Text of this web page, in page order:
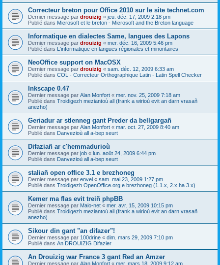
Correcteur breton pour Office 2010 sur le site technet.com
Dernier message par drouizig « jeu. déc. 17, 2009 2:18 pm
Publié dans Microsoft et le breton - Microsoft and the Breton language
Informatique en dialectes Same, langues des Lapons
Dernier message par drouizig « mer. déc. 16, 2009 5:46 pm
Publié dans L'informatique en langues régionales et minoritaires
NeoOffice support on MacOSX
Dernier message par drouizig « sam. déc. 12, 2009 6:33 am
Publié dans COL - Correcteur Orthographique Latin - Latin Spell Checker
Inkscape 0.47
Dernier message par Alan Monfort « mer. nov. 25, 2009 7:18 am
Publié dans Troidigezh meziantoù all (frank a wirioù evit an darn vrasañ
anezho)
Geriadur ar stlenneg gant Preder da bellgargañ
Dernier message par Alan Monfort « mar. oct. 27, 2009 8:40 am
Publié dans Danvezioù all a-bep seurt
Difaziañ ar c'hemmadurioù
Dernier message par job « lun. août 24, 2009 6:44 pm
Publié dans Danvezioù all a-bep seurt
staliañ open office 3.1 e brezhoneg
Dernier message par envel « sam. mai 23, 2009 1:27 pm
Publié dans Troidigezh OpenOffice.org e brezhoneg (1.1.x, 2.x ha 3.x)
Kemer ma flas evit treiñ phpBB
Dernier message par Malo-net « mer. avr. 15, 2009 10:15 pm
Publié dans Troidigezh meziantoù all (frank a wirioù evit an darn vrasañ
anezho)
Sikour din gant "an difazer"!
Dernier message par 100drine « dim. mars 29, 2009 7:10 pm
Publié dans An DROUIZIG Difazier
An Drouizig war France 3 gant Red an Amzer
Dernier message par Alan Monfort « mer. mars 18, 2009 9:12 am